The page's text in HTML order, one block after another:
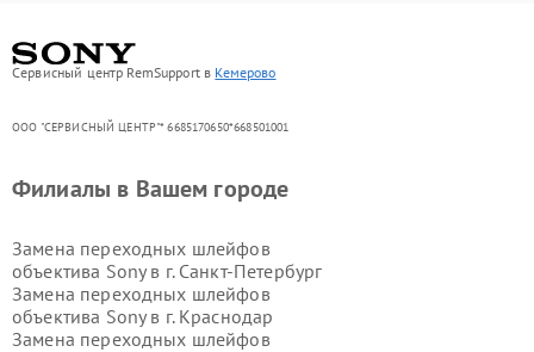
Сервисный центр RemSupport в Кемерово
ООО "СЕРВИСНЫЙ ЦЕНТР"* 6685170650*668501001
Филиалы в Вашем городе
Замена переходных шлейфов
объектива Sony в г. Санкт-Петербург
Замена переходных шлейфов
объектива Sony в г. Краснодар
Замена переходных шлейфов